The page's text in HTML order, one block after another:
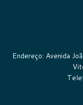
Endereço: Avenida